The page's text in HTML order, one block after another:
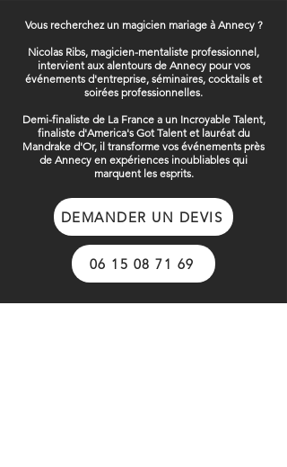
Vous recherchez un magicien mariage à Annecy ?
Nicolas Ribs, magicien-mentaliste professionnel,
intervient aux alentours de Annecy pour vos
événements d'entreprise, séminaires, cocktails et
soirées professionnelles.
Demi-finaliste de La France a un Incroyable Talent,
finaliste d'America's Got Talent et lauréat du
Mandrake d'Or, il transforme vos événements près
de Annecy en expériences inoubliables qui
marquent les esprits.
DEMANDER UN DEVIS
06 15 08 71 69